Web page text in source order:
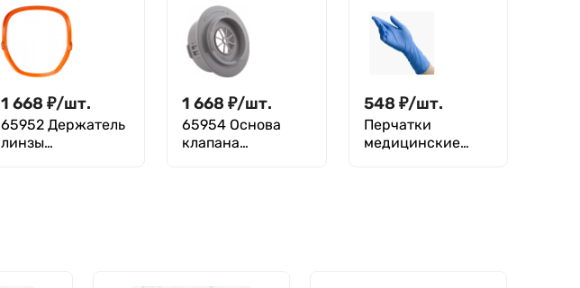
материалов, (без
фильтров)
1 668 ₽/шт.
65952 Держатель
линзы
1 668 ₽/шт.
65954 Основа
клапана
548 ₽/шт.
Перчатки
медицинские